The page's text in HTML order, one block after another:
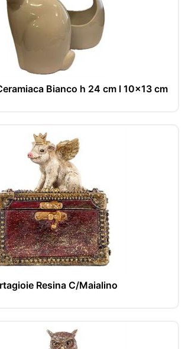
Bianco h 24 cm l 10x13 cm
Resina C/Maialino